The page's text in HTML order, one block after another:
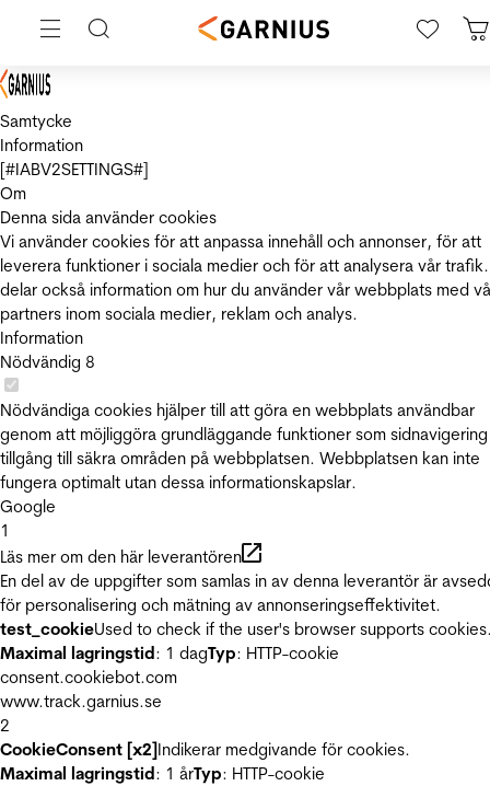
Samtycke
Information
[#IABV2SETTINGS#]
Om
Denna sida använder cookies
Vi använder cookies för att anpassa innehåll och annonser, för att
leverera funktioner i sociala medier och för att analysera vår
delar också information om hur du använder vår webbplats med
partners inom sociala medier, reklam och analys.
Information
Nödvändig 8
Nödvändiga cookies hjälper till att göra en webbplats användbar
genom att möjliggöra grundläggande funktioner som
tillgång till säkra områden på webbplatsen. Webbplatsen kan inte
fungera optimalt utan dessa informationskapslar.
Google
1
Läs mer om den här leverantören
En del av de uppgifter som samlas in av denna leverantör är
för personalisering och mätning av annonseringseffektivitet.
test_cookieUsed to check if the user's browser supports
Maximal lagringstid: 1 dagTyp: HTTP-cookie
consent.cookiebot.com
www.track.garnius.se
2
CookieConsent [x2]Indikerar medgivande för cookies.
Maximal lagringstid: 1 årTyp: HTTP-cookie